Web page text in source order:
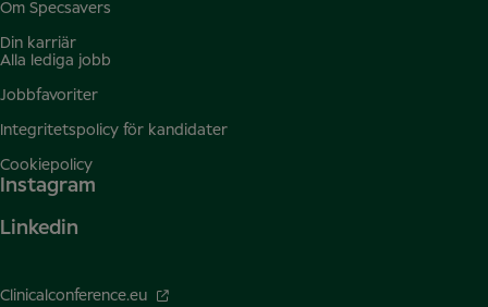
Om Specsavers
Din karriär
Alla lediga jobb
Jobbfavoriter
Integritetspolicy för kandidater
Cookiepolicy
Instagram
Linkedin
Clinicalconference.eu